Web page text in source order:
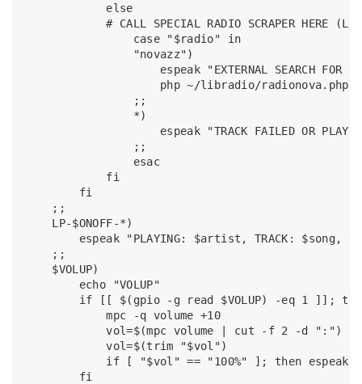
            else
# CALL SPECIAL RADIO SCRAPER HERE
                case "$radio" in
                "novazz")
espeak "EXTERNAL SEARCH FOR
                    php ~/libradio/radionova.php
                ;;
                *)
espeak "TRACK FAILED OR
                ;;
                esac
            fi
        fi
    ;;
    LP-$ONOFF-*)
espeak "PLAYING: $artist, TRACK: $song,
    ;;
    $VOLUP)
        echo "VOLUP"
if [[ $(gpio -g read $VOLUP) -eq 1 ]];
            mpc -q volume +10
            vol=$(mpc volume | cut -f 2 -d ":")
            vol=$(trim "$vol")
if [ "$vol" == "100%" ]; then espeak
        fi